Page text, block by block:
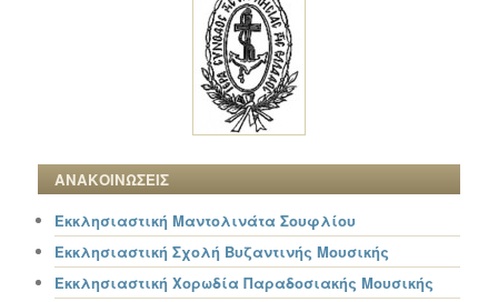
ΑΝΑΚΟΙΝΩΣΕΙΣ
Εκκλησιαστική Μαντολινάτα Σουφλίου
Εκκλησιαστική Σχολή Βυζαντινής Μουσικής
Εκκλησιαστική Χορωδία Παραδοσιακής Μουσικής